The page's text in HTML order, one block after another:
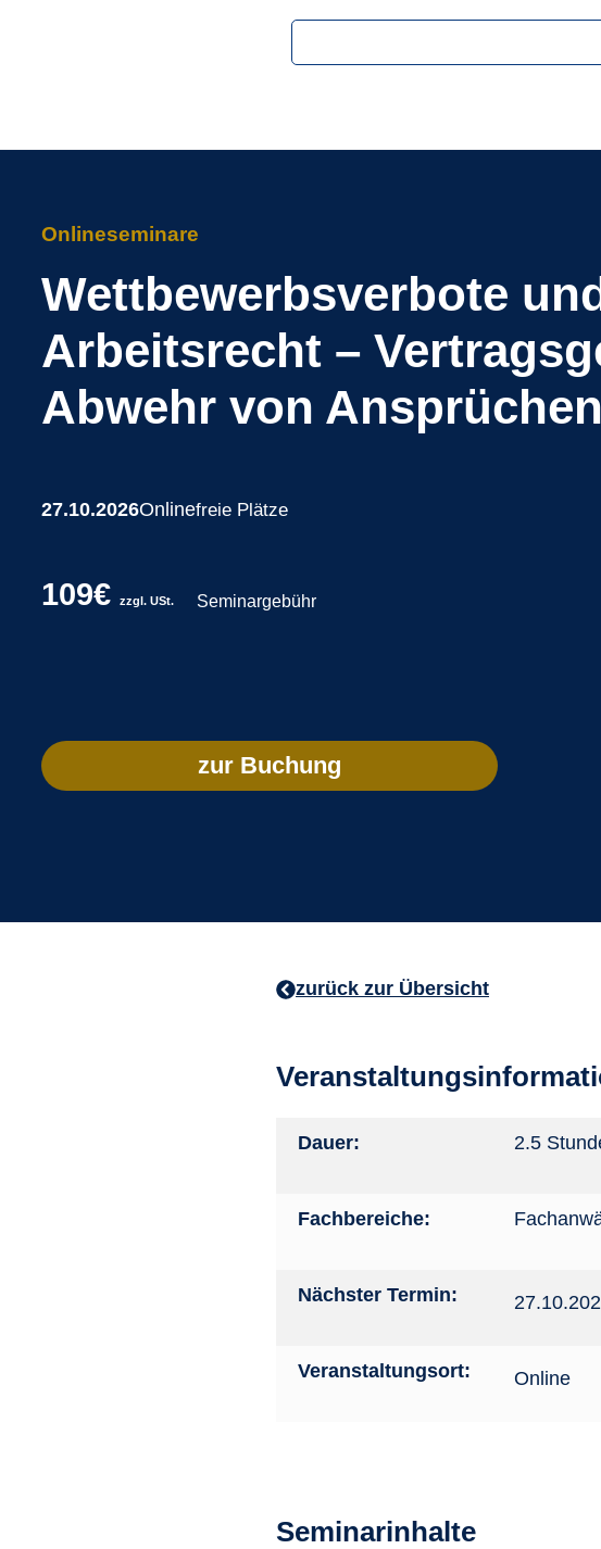
Onlineseminare
Wettbewerbsverbote
Arbeitsrecht –
Abwehr von Ansprüchen
27.10.2026Onlinefreie Plätze
109€ zzgl. USt. Seminargebühr
zur Buchung
zurück zur Übersicht
Dauer: 2.5
Fachbereiche:
Nächster Termin:
Veranstaltungsort: Online
Seminarinhalte